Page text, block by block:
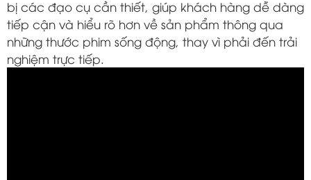
bị các đạo cụ cần thiết, giúp khách hàng dễ dàng
tiếp cận và hiểu rõ hơn về sản phẩm thông qua
những thước phim sống động, thay vì phải đến trải
nghiệm trực tiếp.